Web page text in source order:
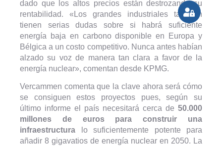
dado que los altos precios están destrozando su
rentabilidad. «Los grandes industriales también
tienen serias dudas sobre si habrá suficiente
energía baja en carbono disponible en Europa y
Bélgica a un costo competitivo. Nunca antes habían
alzado su voz de manera tan clara a favor de la
energía nuclear», comentan desde KPMG.
Vercammen comenta que la clave ahora será cómo
se consiguen estos proyectos pues, según su
último informe el país necesitará cerca de 50.000
millones de euros para construir una
infraestructura
lo suficientemente potente para
añadir 8 gigavatios de energía nuclear en 2050. La